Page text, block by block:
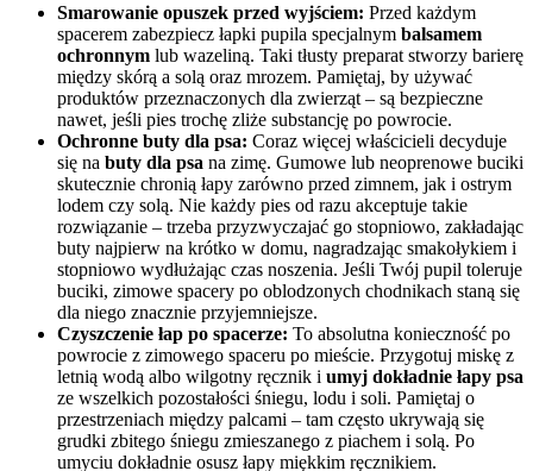
Smarowanie opuszek przed wyjściem: Przed każdym
spacerem zabezpiecz łapki pupila specjalnym balsamem
ochronnym lub wazeliną. Taki tłusty preparat stworzy barierę
między skórą a solą oraz mrozem. Pamiętaj, by używać
produktów przeznaczonych dla zwierząt – są bezpieczne
nawet, jeśli pies trochę zliże substancję po powrocie.
Ochronne buty dla psa: Coraz więcej właścicieli decyduje
się na buty dla psa na zimę. Gumowe lub neoprenowe buciki
skutecznie chronią łapy zarówno przed zimnem, jak i ostrym
lodem czy solą. Nie każdy pies od razu akceptuje takie
rozwiązanie – trzeba przyzwyczajać go stopniowo, zakładając
buty najpierw na krótko w domu, nagradzając smakołykiem i
stopniowo wydłużając czas noszenia. Jeśli Twój pupil toleruje
buciki, zimowe spacery po oblodzonych chodnikach staną się
dla niego znacznie przyjemniejsze.
Czyszczenie łap po spacerze: To absolutna konieczność po
powrocie z zimowego spaceru po mieście. Przygotuj miskę z
letnią wodą albo wilgotny ręcznik i umyj dokładnie łapy psa
ze wszelkich pozostałości śniegu, lodu i soli. Pamiętaj o
przestrzeniach między palcami – tam często ukrywają się
grudki zbitego śniegu zmieszanego z piachem i solą. Po
umyciu dokładnie osusz łapy miękkim ręcznikiem.